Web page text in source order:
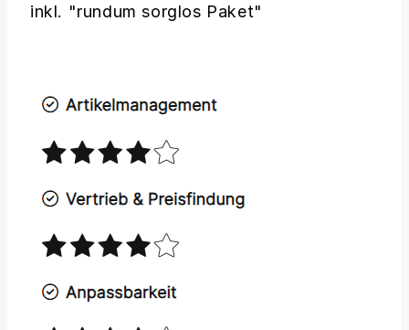
inkl. "rundum sorglos Paket"